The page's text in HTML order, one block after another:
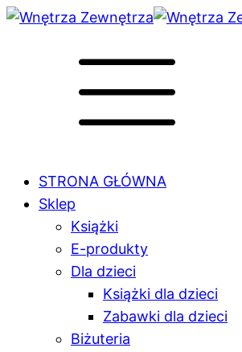
STRONA GŁÓWNA
Sklep
Książki
E-produkty
Dla dzieci
Książki dla dzieci
Zabawki dla dzieci
Biżuteria